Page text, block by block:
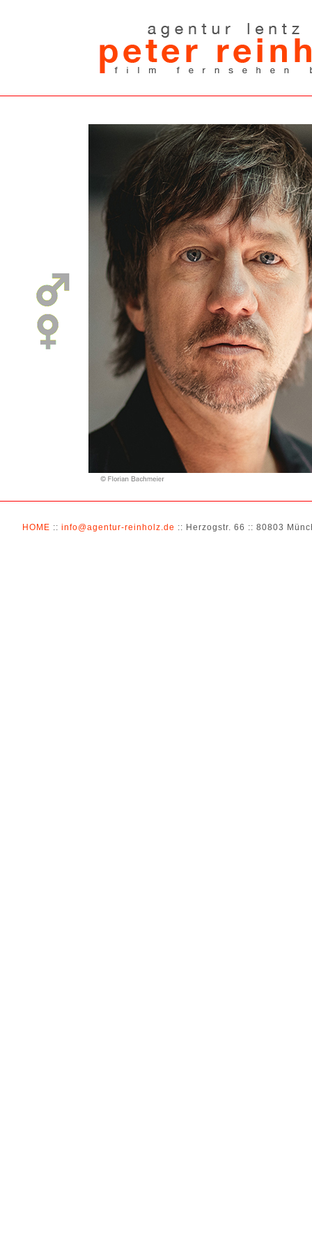
HOME :: info@agentur-reinholz.de :: Herzogstr. 66 :: 80803